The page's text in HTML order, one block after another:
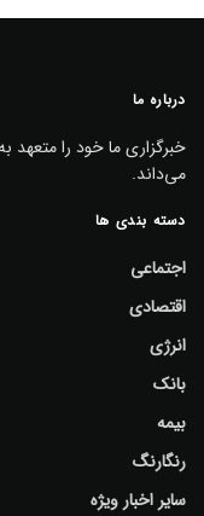
درباره ما
خبرگزاری ما خود را متعهد
می‌داند.
دسته بندی ها
اجتماعی
اقتصادی
انرژی
بانک
بیمه
رنگارنگ
سایر اخبار ویژه